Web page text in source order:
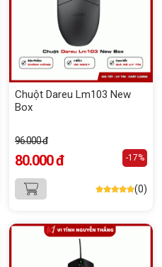
Chuột Dareu Lm103 New
Box
96.000 đ
80.000 đ -17%
(0)